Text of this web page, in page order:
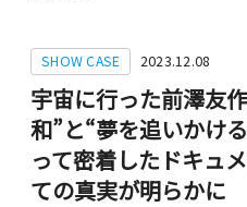
SHOW CASE 2023.12.08
宇宙に行った前澤友
和”と“夢を追いかけ
って密着したドキュ
ての真実が明らかに